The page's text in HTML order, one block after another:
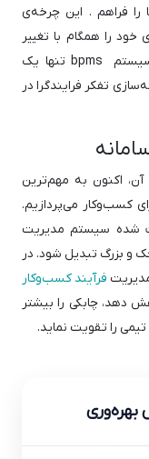
را فراهم . این چرخه‌ی
را همگام با تغییر
نیازها و شرایط بازار تکامل دهند. بنابراین سیستم bpms تنها یک
تفکر فرایندگرا در
اکنون به مهم‌ترین
کسب‌وکار می‌پردازیم.
شده سیستم مدیریت
و بزرگ تبدیل شود. در
فرآیند کسب‌وکار
دهد، چابکی را بیشتر
را تقویت نماید.
بهره‌وری